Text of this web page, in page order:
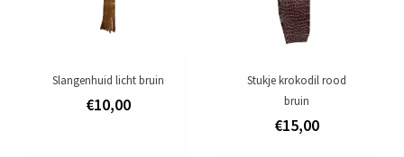
Slangenhuid licht bruin
€10,00
Stukje krokodil rood
bruin
€15,00